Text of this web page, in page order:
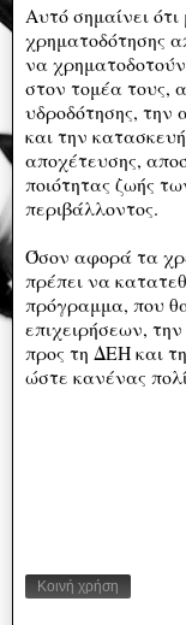
Αυτό σημαίνει
χρηματοδότησης
να
στον τομέα τους,
υδροδότησης, την
και την
αποχέτευσης,
ποιότητας ζωής
περιβάλλοντος.
Όσον αφορά τα
πρέπει να
πρόγραμμα, που
επιχειρήσεων,
προς τη ΔΕΗ και
ώστε κανένας
Κοινή χρήση